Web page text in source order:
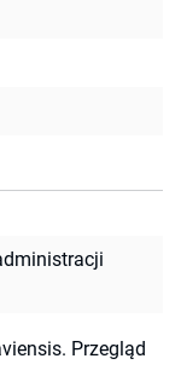
Przegląd